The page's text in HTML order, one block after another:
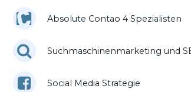
Absolute Contao 4 Spezialisten
Suchmaschinenmarketing und
Social Media Strategie